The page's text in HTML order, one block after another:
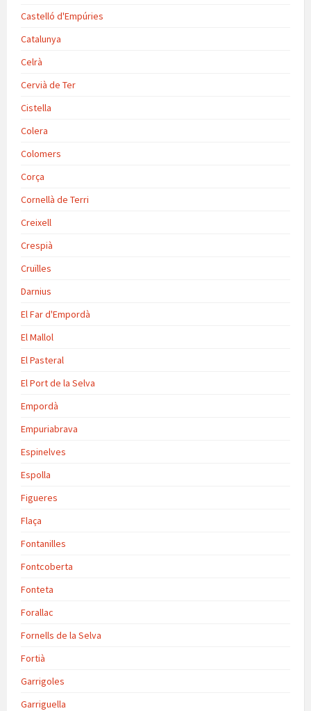
Castelló d'Empúries
Catalunya
Celrà
Cervià de Ter
Cistella
Colera
Colomers
Corça
Cornellà de Terri
Creixell
Crespià
Cruïlles
Darnius
El Far d'Empordà
El Mallol
El Pasteral
El Port de la Selva
Empordà
Empuriabrava
Espinelves
Espolla
Figueres
Flaça
Fontanilles
Fontcoberta
Fonteta
Forallac
Fornells de la Selva
Fortià
Garrigoles
Garriguella